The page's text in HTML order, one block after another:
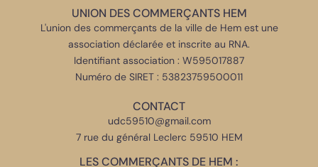
UNION DES COMMERÇANTS HEM
L'union des commerçants de la ville de Hem est une
association déclarée et inscrite au RNA.
Identifiant association : W595017887
Numéro de SIRET : 53823759500011
CONTACT
udc59510@gmail.com
7 rue du général Leclerc 59510 HEM
LES COMMERÇANTS DE HEM :